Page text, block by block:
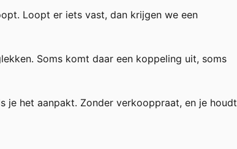
Loopt er iets vast, dan krijgen we een
Soms komt daar een koppeling uit, soms
je het aanpakt. Zonder verkooppraat, en je houdt